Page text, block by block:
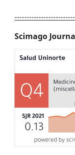
Scimago